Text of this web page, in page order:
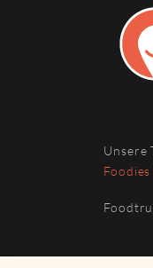
Unsere